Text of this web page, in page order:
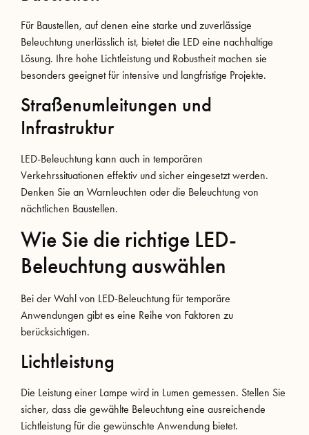
Für Baustellen, auf denen eine starke und zuverlässige
Beleuchtung unerlässlich ist, bietet die LED eine nachhaltige
Lösung. Ihre hohe Lichtleistung und Robustheit machen sie
besonders geeignet für intensive und langfristige Projekte.
Straßenumleitungen und
Infrastruktur
LED-Beleuchtung kann auch in temporären
Verkehrssituationen effektiv und sicher eingesetzt werden.
Denken Sie an Warnleuchten oder die Beleuchtung von
nächtlichen Baustellen.
Wie Sie die richtige LED-
Beleuchtung auswählen
Bei der Wahl von LED-Beleuchtung für temporäre
Anwendungen gibt es eine Reihe von Faktoren zu
berücksichtigen.
Lichtleistung
Die Leistung einer Lampe wird in Lumen gemessen. Stellen Sie
sicher, dass die gewählte Beleuchtung eine ausreichende
Lichtleistung für die gewünschte Anwendung bietet.